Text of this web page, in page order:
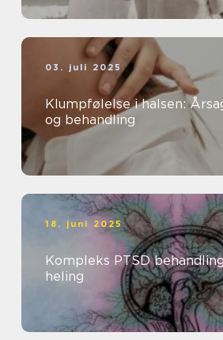
03. juli 2025
Klumpfølelse i halsen:
og behandling
18. juni 2025
Kompleks PTSD
heling